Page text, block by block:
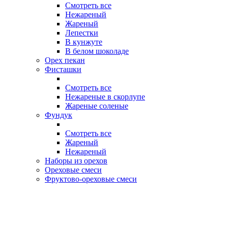
Смотреть все
Нежареный
Жареный
Лепестки
В кунжуте
В белом шоколаде
Орех пекан
Фисташки
Смотреть все
Нежареные в скорлупе
Жареные соленые
Фундук
Смотреть все
Жареный
Нежареный
Наборы из орехов
Ореховые смеси
Фруктово-ореховые смеси